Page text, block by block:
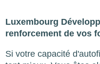
Luxembourg
renforcement de vos
Si votre capacité